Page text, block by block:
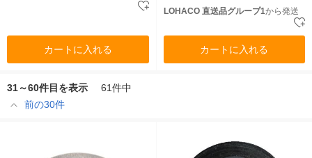
カートに入れる
LOHACO 直送品グループ1から発送
カートに入れる
31～60件目を表示
61件中
前の30件